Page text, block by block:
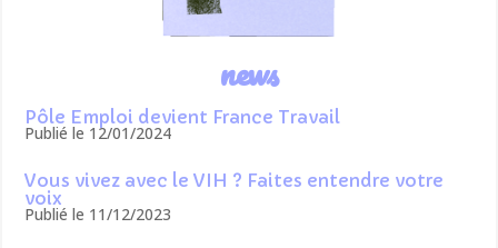
news
Pôle Emploi devient France Travail
Publié le 12/01/2024
Vous vivez avec le VIH ? Faites entendre votre
voix
Publié le 11/12/2023